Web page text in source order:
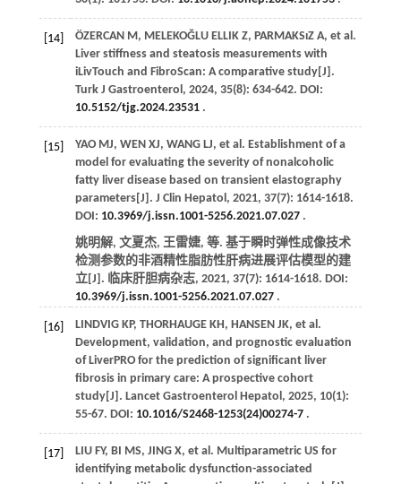
[14] ÖZERCAN M , MELEKOĞLU ELLIK Z, PARMAKSıZ A, et al .
Liver stiffness and steatosis measurements with
iLivTouch and FibroScan: A comparative study[J].
Turk J Gastroenterol , 2024, 35(8): 634-642. DOI:
10.5152/tjg.2024.23531.
[15] YAO MJ, WEN XJ, WANG LJ, et al . Establishment of a
model for evaluating the severity of nonalcoholic
fatty liver disease based on transient elastography
parameters[J]. J Clin Hepatol , 2021, 37(7): 1614-1618.
DOI: 10.3969/j.issn.1001-5256.2021.07.027.
姚明解, 文夏杰, 王雷婕, 等. 基于瞬时弹性成像技术
检测参数的非酒精性脂肪性肝病进展评估模型的建
立[J]. 临床肝胆病杂志, 2021, 37(7): 1614-1618. DOI:
10.3969/j.issn.1001-5256.2021.07.027.
[16] LINDVIG KP, THORHAUGE KH , HANSEN JK, et al .
Development, validation, and prognostic evaluation
of LiverPRO for the prediction of significant liver
fibrosis in primary care: A prospective cohort
study[J]. Lancet Gastroenterol Hepatol , 2025, 10(1):
55-67. DOI: 10.1016/S2468-1253(24)00274-7.
[17] LIU FY, BI MS, JING X, et al . Multiparametric US for
identifying metabolic dysfunction-associated